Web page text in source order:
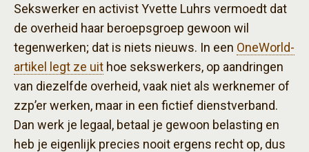
Sekswerker en activist Yvette Luhrs vermoedt dat
de overheid haar beroepsgroep gewoon wil
tegenwerken; dat is niets nieuws. In een OneWorld-
artikel legt ze uit hoe sekswerkers, op aandringen
van diezelfde overheid, vaak niet als werknemer of
zzp’er werken, maar in een fictief dienstverband.
Dan werk je legaal, betaal je gewoon belasting en
heb je eigenlijk precies nooit ergens recht op, dus